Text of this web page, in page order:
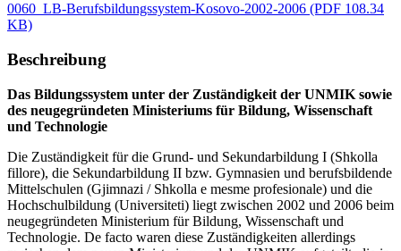
0060_LB-Berufsbildungssystem-Kosovo-2002-2006 (PDF 108.34
KB)
Beschreibung
Das Bildungssystem unter der Zuständigkeit der UNMIK sowie
des neugegründeten Ministeriums für Bildung, Wissenschaft
und Technologie
Die Zuständigkeit für die Grund- und Sekundarbildung I (Shkolla
fillore), die Sekundarbildung II bzw. Gymnasien und berufsbildende
Mittelschulen (Gjimnazi / Shkolla e mesme profesionale) und die
Hochschulbildung (Universiteti) liegt zwischen 2002 und 2006 beim
neugegründeten Ministerium für Bildung, Wissenschaft und
Technologie. De facto waren diese Zuständigkeiten allerdings